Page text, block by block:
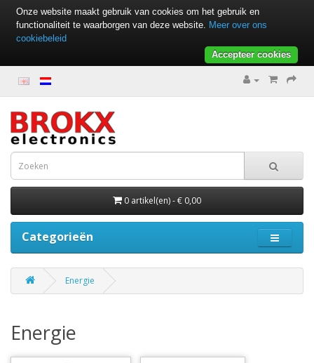
0 artikel(en) - € 0,00
Categorieën
Energie
Energie
Onze website maakt gebruik van cookies om het gebruik en
functionaliteit te waarborgen van deze website. Meer over ons
cookiebeleid
Accepteer cookies